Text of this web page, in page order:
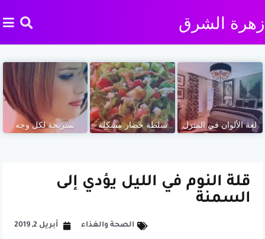
زهرة الشرق
لغة الألوان في المنزل سلطة خضار مشكلة تسريحة لكل وجه
قلة النوم في الليل يؤدي إلى
السمنة
الصحة والغذاء أبريل 2, 2019